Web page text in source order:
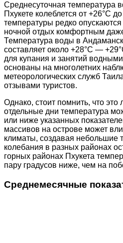
Среднесуточная температура
Пхукете колеблется от +26°C
температуры редко
ночной отдых комфортным
Температура воды в
составляет около +28°C —
для купания и занятий
основаны на многолетних
метеорологических служб
отзывами туристов.
Однако, стоит помнить, что
отдельные дни температура
или ниже указанных
массивов на острове может
климаты, создавая небольшие
колебания в разных районах
горных районах Пхукета
пару градусов ниже, чем на
Среднемесячные